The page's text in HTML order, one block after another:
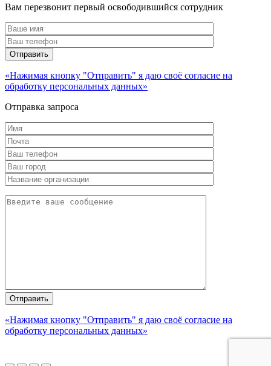
Вам перезвонит первый освободившийся сотрудник
«Нажимая кнопку "Отправить" я даю своё согласие на
обработку персональных данных»
Отправка запроса
«Нажимая кнопку "Отправить" я даю своё согласие на
обработку персональных данных»